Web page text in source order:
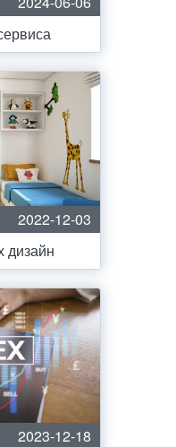
2022-12-03
дизайн
2023-12-18